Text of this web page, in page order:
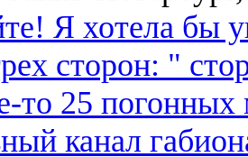
Я хотела бы
сторон: "
то 25
канал